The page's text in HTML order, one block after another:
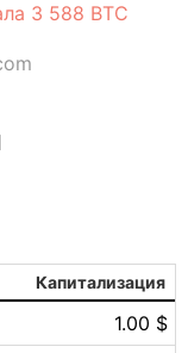
3 588 BTC
Капитализация
1.00 $